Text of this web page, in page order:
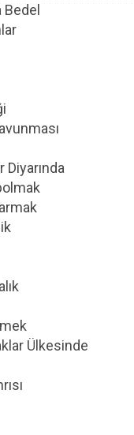
Diyarında
Ülkesinde